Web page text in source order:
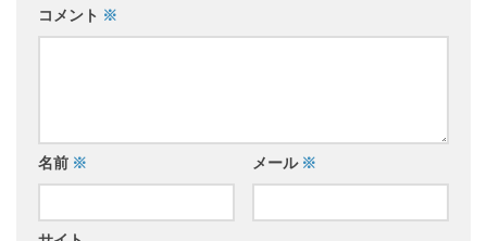
コメント ※
名前 ※ メール ※